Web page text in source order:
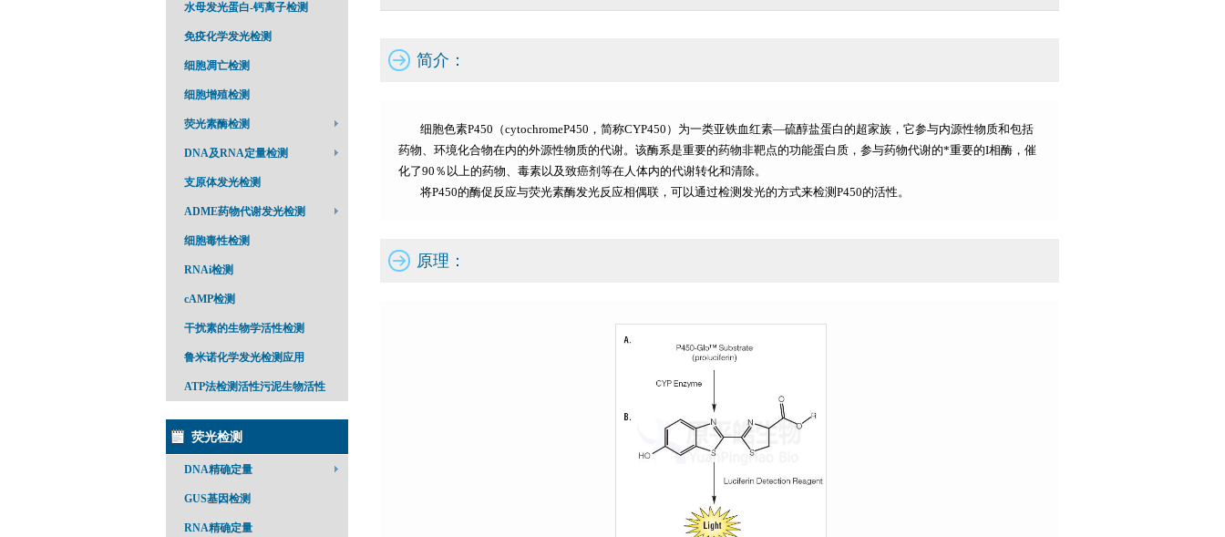
水母发光蛋白-钙离子检测
免疫化学发光检测
细胞凋亡检测
细胞增殖检测
荧光素酶检测
DNA及RNA定量检测
支原体发光检测
ADME药物代谢发光检测
细胞毒性检测
RNAi检测
cAMP检测
干扰素的生物学活性检测
鲁米诺化学发光检测应用
ATP法检测活性污泥生物活性
荧光检测
DNA精确定量
GUS基因检测
RNA精确定量
简介：
细胞色素P450（cytochromeP450，简称CYP450）为一类亚铁血红素—硫醇盐蛋白的超家族，它参与内源性物质和包括
药物、环境化合物在内的外源性物质的代谢。该酶系是重要的药物非靶点的功能蛋白质，参与药物代谢的*重要的I相酶，催
化了90％以上的药物、毒素以及致癌剂等在人体内的代谢转化和清除。
将P450的酶促反应与荧光素酶发光反应相偶联，可以通过检测发光的方式来检测P450的活性。
原理：